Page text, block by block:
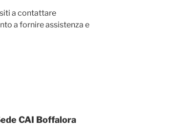
a contattare
a fornire assistenza e
CAI Boffalora